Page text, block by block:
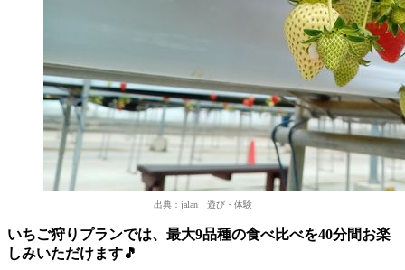
出典：jalan 遊び・体験
いちご狩りプランでは、最大9品種の食べ比べを40分間お楽
しみいただけます🎵